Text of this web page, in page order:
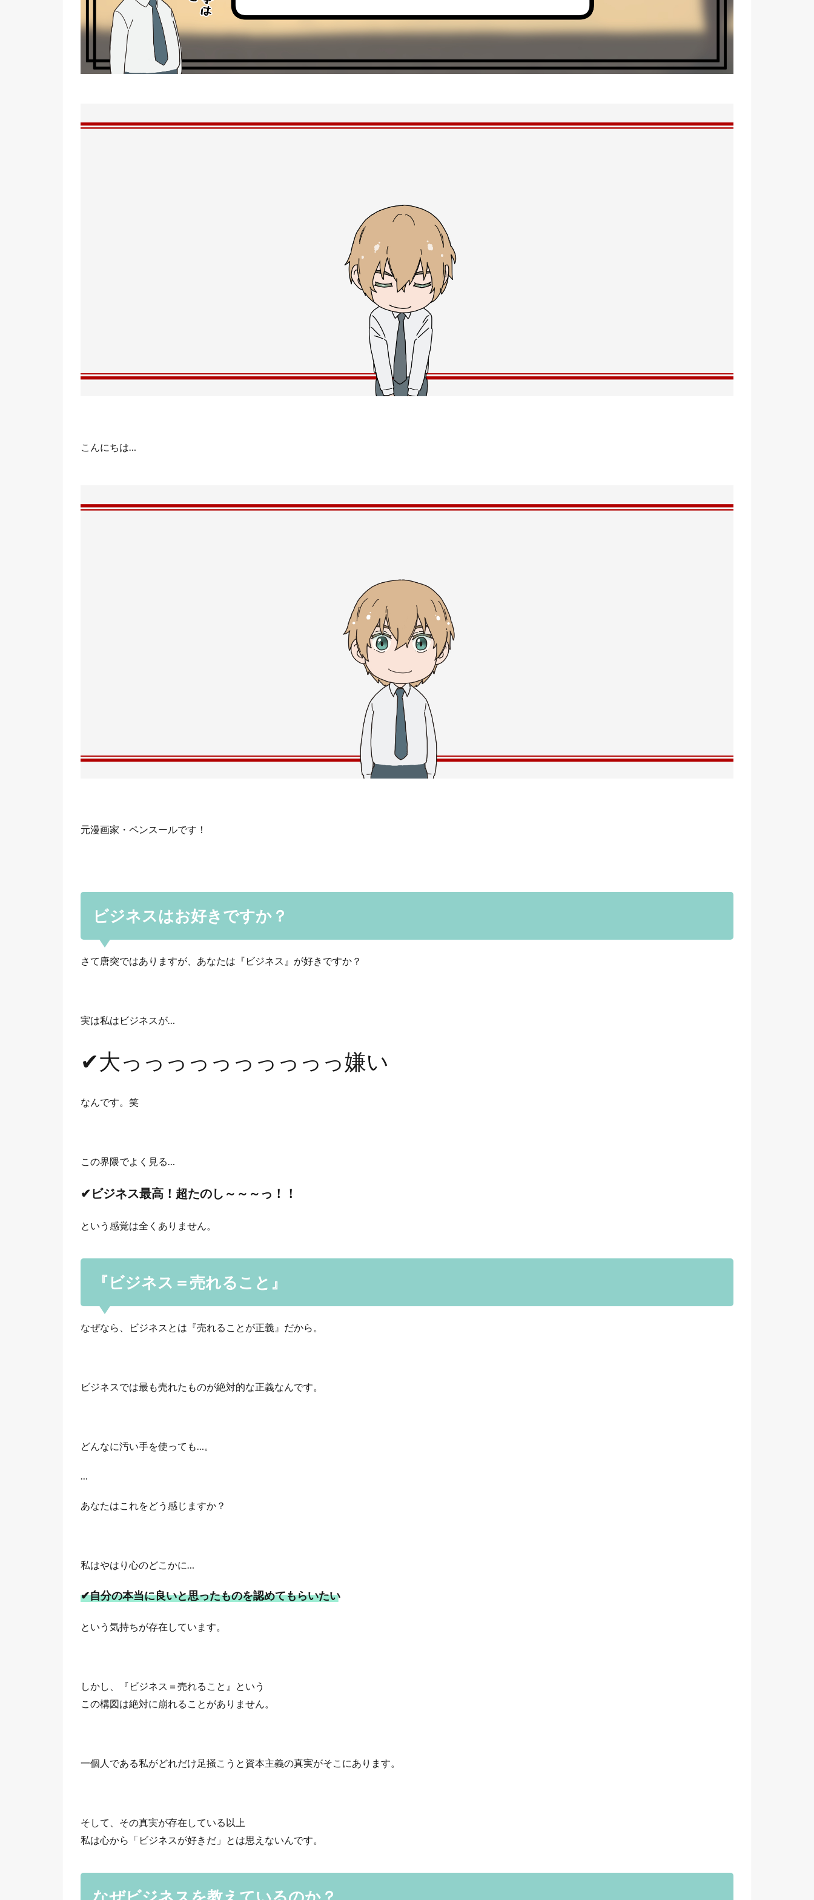
こんにちは…
元漫画家・ペンスールです！
ビジネスはお好きですか？
さて唐突ではありますが、あなたは『ビジネス』が好きですか？
実は私はビジネスが…
✔大っっっっっっっっっっ嫌い
なんです。笑
この界隈でよく見る…
✔ビジネス最高！超たのし～～～っ！！
という感覚は全くありません。
『ビジネス＝売れること』
なぜなら、ビジネスとは『売れることが正義』だから。
ビジネスでは最も売れたものが絶対的な正義なんです。
どんなに汚い手を使っても…。
…
あなたはこれをどう感じますか？
私はやはり心のどこかに…
✔自分の本当に良いと思ったものを認めてもらいたい
という気持ちが存在しています。
しかし、『ビジネス＝売れること』という
この構図は絶対に崩れることがありません。
一個人である私がどれだけ足掻こうと資本主義の真実がそこにあります。
そして、その真実が存在している以上
私は心から「ビジネスが好きだ」とは思えないんです。